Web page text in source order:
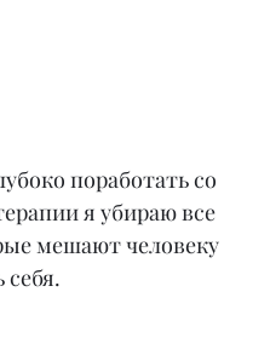
поработать со
я убираю все
мешают человеку